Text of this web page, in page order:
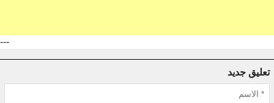
---
تعليق جديد